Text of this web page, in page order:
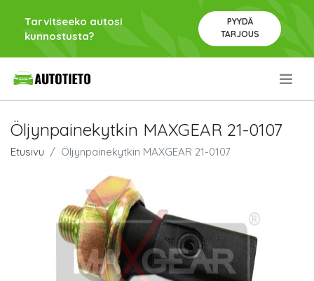
Tarvitseeko autosi
kunnostusta?
PYYDÄ
TARJOUS
Öljynpainekytkin MAXGEAR 21-0107
Etusivu Öljynpainekytkin MAXGEAR 21-0107